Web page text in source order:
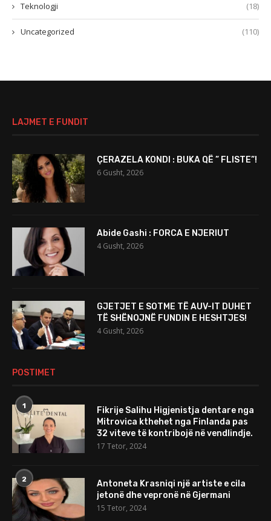
Teknologji (18)
Uncategorized (110)
LAJMET E FUNDIT
ÇERAZELA KONDI : BUKA QË ” FLISTE”!
6 Gusht, 2026
Abide Gashi : FORCA E NJERIUT
4 Gusht, 2026
GJETJET E SOTME TË AUV-IT DUHET
TË SHËNOJNË FUNDIN E HESHTJES!
4 Gusht, 2026
POSTIMET
1
Fikrije Salihu Higjenistja dentare nga
Mitrovica kthehet nga Finlanda pas
32 viteve të kontribojë në vendlindje.
17 Tetor, 2024
2
Antoneta Krasniqi një artiste e cila
jetonë dhe vepronë në Gjermani
15 Tetor, 2024